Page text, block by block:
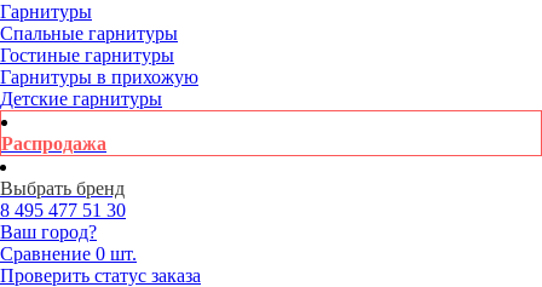
Гарнитуры
Спальные гарнитуры
Гостиные гарнитуры
Гарнитуры в прихожую
Детские гарнитуры
Распродажа
Выбрать бренд
8 495 477 51 30
Ваш город?
Сравнение 0 шт.
Проверить статус заказа